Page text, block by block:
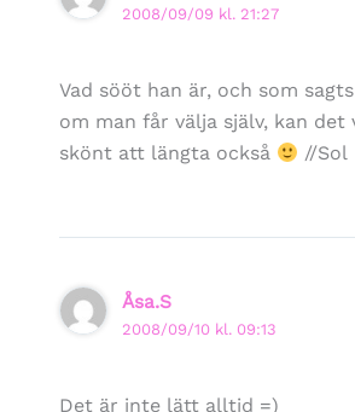
2008/09/09 kl. 21:27
Vad sööt han är, och som
om man får välja själv, kan det
skönt att längta också
//Sol
Åsa.S
2008/09/10 kl. 09:13
Det är inte lätt alltid =)